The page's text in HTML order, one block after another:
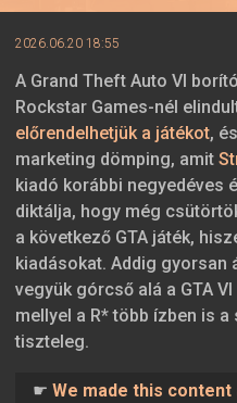
2026.06.20 18:55
A Grand Theft Auto VI
Rockstar Games-nél
előrendelhetjük a játékot,
marketing dömping, amit
kiadó korábbi negyedéves
diktálja, hogy még
a következő GTA játék,
kiadásokat. Addig gyorsan
vegyük górcső alá a GTA
mellyel a R* több ízben is
tiszteleg.
☛ We made this content